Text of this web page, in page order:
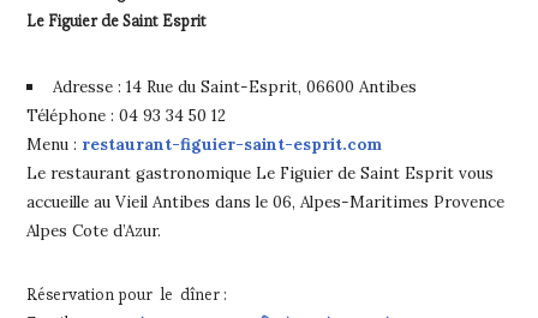
Le Figuier de Saint Esprit
Adresse : 14 Rue du Saint-Esprit, 06600 Antibes
Téléphone : 04 93 34 50 12
Menu : restaurant-figuier-saint-esprit.com
Le restaurant gastronomique Le Figuier de Saint Esprit vous
accueille au Vieil Antibes dans le 06, Alpes-Maritimes Provence
Alpes Cote d’Azur.
Réservation pour le dîner :